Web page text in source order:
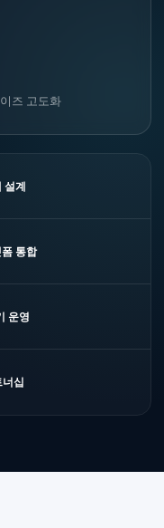
즈 고도화
설계
통합
운영
십